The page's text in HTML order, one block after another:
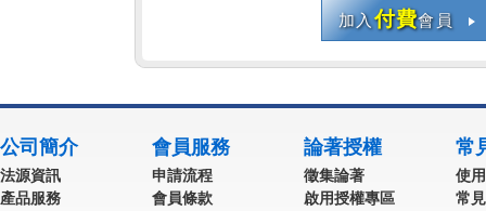
加入付費會員
公司簡介
法源資訊
產品服務
會員服務
申請流程
會員條款
論著授權
徵集論著
啟用授權專區
常
使
常